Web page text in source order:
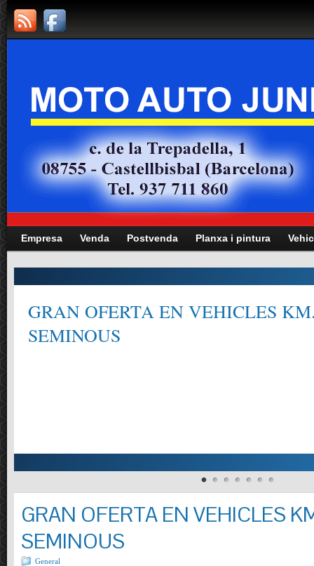
Empresa Venda Postvenda Planxa i pintura
GRAN OFERTA EN VEHICLES
SEMINOUS
GRAN OFERTA EN VEHICLES
SEMINOUS
General